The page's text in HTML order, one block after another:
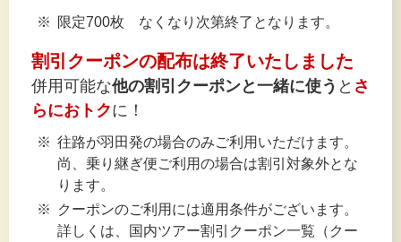
限定700枚 なくなり次第終了となります。
割引クーポンの配布は終了いたしました
併用可能な他の割引クーポンと一緒に使う と さ
らにおトクに！
往路が羽田発の場合のみご利用いただけます。
尚、乗り継ぎ便ご利用の場合は割引対象外とな
ります。
クーポンのご利用には適用条件がございます。
詳しくは、国内ツアー割引クーポン一覧（クー